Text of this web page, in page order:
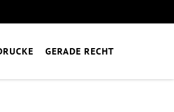
GERADE RECHT